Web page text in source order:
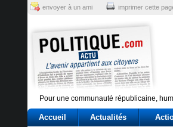
envoyer à un ami imprimer cette
Pour une communauté républicaine,
Accueil Actualités